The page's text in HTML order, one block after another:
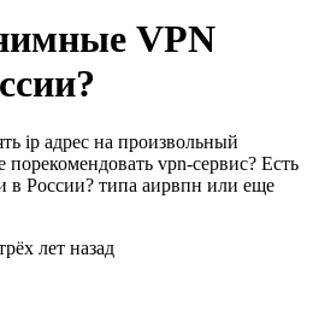
VPN
ip адрес на произвольный
vpn-сервис? Есть
в России? типа аирвпн или еще
лет назад